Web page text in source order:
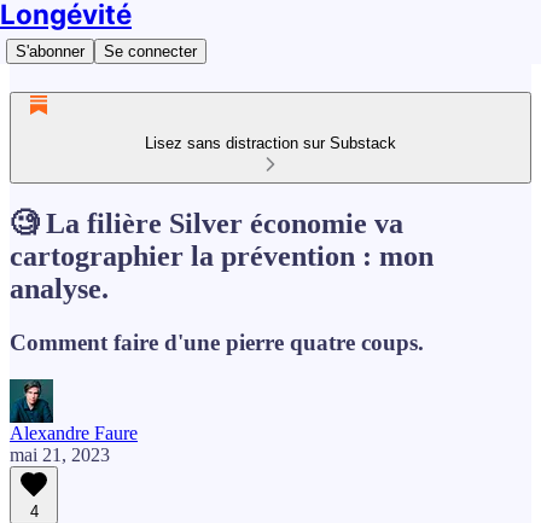
Longévité
S'abonner Se connecter
Lisez sans distraction sur Substack
🧐 La filière Silver économie va
cartographier la prévention : mon
analyse.
Comment faire d'une pierre quatre coups.
Alexandre Faure
mai 21, 2023
4